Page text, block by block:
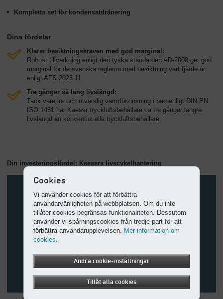
Kompletta set för kondensatdränering
Dina fördelar
Klarar besiktningskraven med god marginal:
Robust tillverkning enligt den tyska standarden AD-2000 ger god
marginal för de svenska reglerna med besiktning vart fjärde år
enligt AFS 2023:11.
Tre gånger så lång livslängd:
Tack vare in- och utvändig varmförzinkning i bad enligt DIN EN
ISO 1461 har Kaeser tryckluftsbehållare ca tre gånger längre
livslängd än konventionella tryckluftsbehållare.
Din investeringsfördel: Kaesers livscykelhantering
Cookies
Vi använder cookies för att förbättra
användarvänligheten på webbplatsen. Om du inte
tillåter cookies begränsas funktionaliteten. Dessutom
använder vi spårningscookies från tredje part för att
förbättra användarupplevelsen. Mer information om
cookies.
Ändra cookie-inställningar
Tillåt alla cookies